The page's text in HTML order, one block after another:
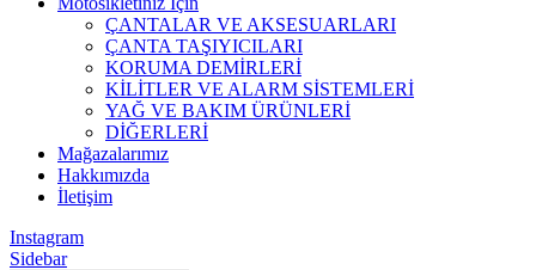
ÇANTALAR VE AKSESUARLARI
ÇANTA TAŞIYICILARI
KORUMA DEMİRLERİ
KİLİTLER VE ALARM SİSTEMLERİ
YAĞ VE BAKIM ÜRÜNLERİ
DİĞERLERİ
Mağazalarımız
Hakkımızda
İletişim
Instagram
Sidebar